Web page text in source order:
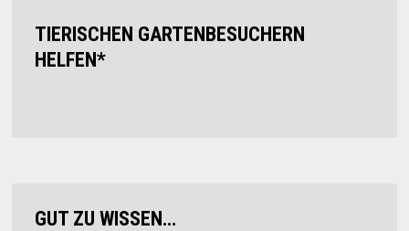
TIERISCHEN GARTENBESUCHERN
HELFEN*
GUT ZU WISSEN…